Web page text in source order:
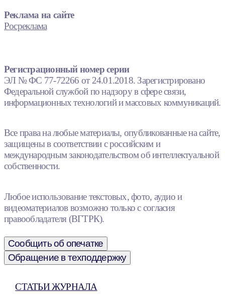
Реклама на сайте
Росреклама
Регистрационный номер серии
ЭЛ № ФС 77-72266 от 24.01.2018. Зарегистрировано
Федеральной службой по надзору в сфере связи,
информационных технологий и массовых коммуникаций.
Все права на любые материалы, опубликованные на сайте,
защищены в соответствии с российским и
международным законодательством об интеллектуальной
собственности.
Любое использование текстовых, фото, аудио и
видеоматериалов возможно только с согласия
правообладателя (ВГТРК).
Сообщить об опечатке
Обращение в техподдержку
СТАТЬИ ЖУРНАЛА